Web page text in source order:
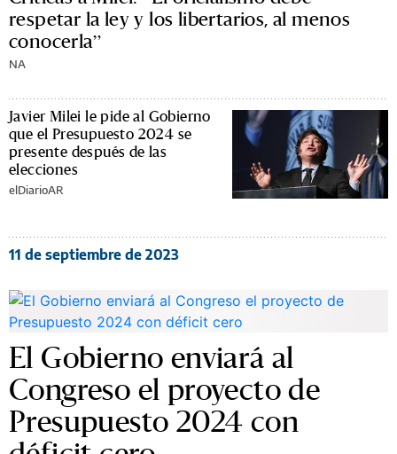
respetar la ley y los libertarios, al menos
conocerla”
NA
Javier Milei le pide al Gobierno
que el Presupuesto 2024 se
presente después de las
elecciones
elDiarioAR
11 de septiembre de 2023
El Gobierno enviará al
Congreso el proyecto de
Presupuesto 2024 con